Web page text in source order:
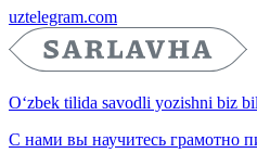
uztelegram.com
O‘zbek tilida savodli yozishni biz
С нами вы научитесь грамотно